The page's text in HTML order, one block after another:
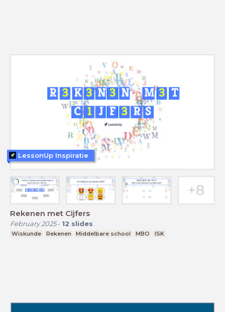
Rekenen met Cijfers
February 2025- 12 slides
Wiskunde Rekenen Middelbare school MBO ISK
LessonUp Inspiratie